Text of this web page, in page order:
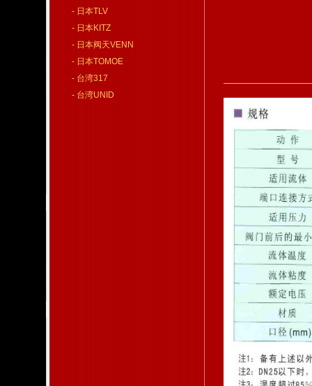
- 日本TLV
- 日本KITZ
- 日本阀天VENN
- 日本TOMOE
- 台湾317
- 台湾UNID